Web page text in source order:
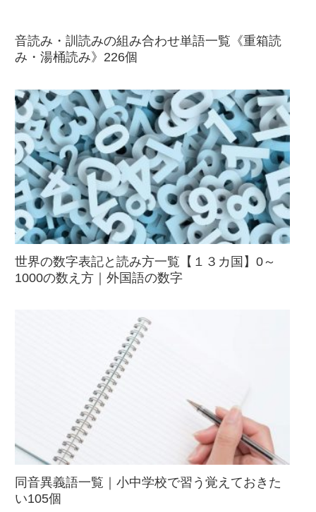
音読み・訓読みの組み合わせ単語一覧《重箱読
み・湯桶読み》226個
世界の数字表記と読み方一覧【１３カ国】0～
1000の数え方｜外国語の数字
同音異義語一覧｜小中学校で習う覚えておきた
い105個